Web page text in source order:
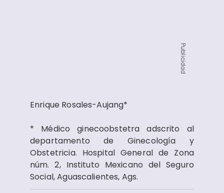
Publicidad
Enrique Rosales-Aujang*
* Médico ginecoobstetra adscrito al
departamento de Ginecología y
Obstetricia. Hospital General de Zona
núm. 2, Instituto Mexicano del Seguro
Social, Aguascalientes, Ags.